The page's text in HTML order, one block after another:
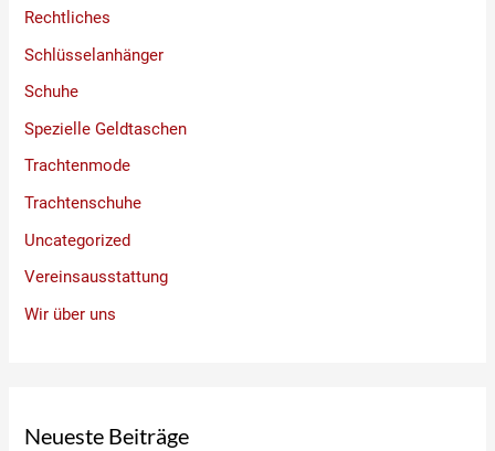
Rechtliches
Schlüsselanhänger
Schuhe
Spezielle Geldtaschen
Trachtenmode
Trachtenschuhe
Uncategorized
Vereinsausstattung
Wir über uns
Neueste Beiträge